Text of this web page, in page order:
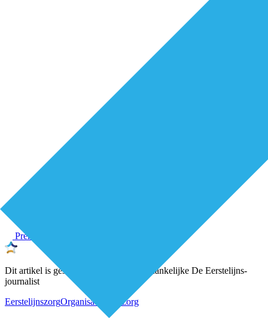
Premium
Dit artikel is geschreven door een onafhankelijke De Eerstelijns-
journalist
EerstelijnszorgOrganisatie van zorg